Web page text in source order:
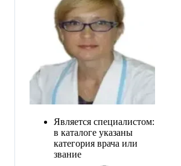
Является специалистом:
в каталоге указаны
категория врача или
звание